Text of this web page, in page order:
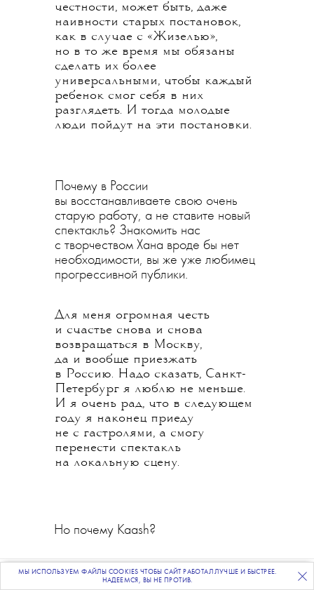
ПОДПИСЫВАЙТЕСЬНА НАШУ ВЕЧЕРНЮЮ РАССЫЛКУ
честности, может быть, даже
наивности старых постановок,
как в случае с «Жизелью»,
но в то же время мы обязаны
сделать их более
универсальными, чтобы каждый
ребенок смог себя в них
разглядеть. И тогда молодые
люди пойдут на эти постановки.
Почему в России
вы восстанавливаете свою очень
старую работу, а не ставите новый
спектакль? Знакомить нас
с творчеством Хана вроде бы нет
необходимости, вы же уже любимец
прогрессивной публики.
Для меня огромная честь
и счастье снова и снова
возвращаться в Москву,
да и вообще приезжать
в Россию. Надо сказать, Санкт-
Петербург я люблю не меньше.
И я очень рад, что в следующем
году я наконец приеду
не с гастролями, а смогу
перенести спектакль
на локальную сцену.
Но почему Kaash?
Потому что это мой первый
проект как хореографа, и мне
МЫ ИСПОЛЬЗУЕМ ФАЙЛЫ COOKIES ЧТОБЫ САЙТ РАБОТАЛ ЛУЧШЕ И БЫСТРЕЕ.
НАДЕЕМСЯ, ВЫ НЕ ПРОТИВ.